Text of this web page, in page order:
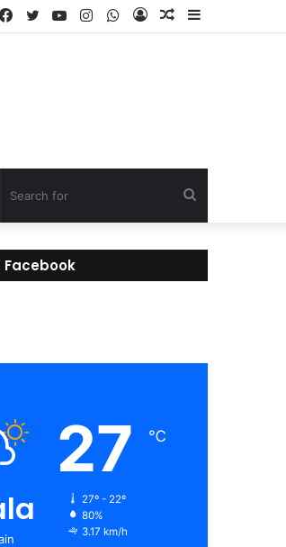
Sidebar
Random
Log
WhatsApp
Instagram
YouTube
Twitter
Facebook
for
Facebook
27 ℃
27º - 22º
80%
3.17 km/h